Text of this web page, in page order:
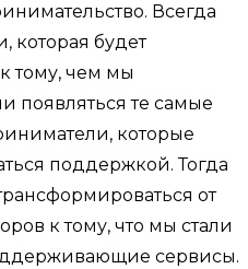
Всегда
которая будет
тому, чем мы
появляться те самые
которые
поддержкой. Тогда
от
к тому, что мы стали
сервисы.